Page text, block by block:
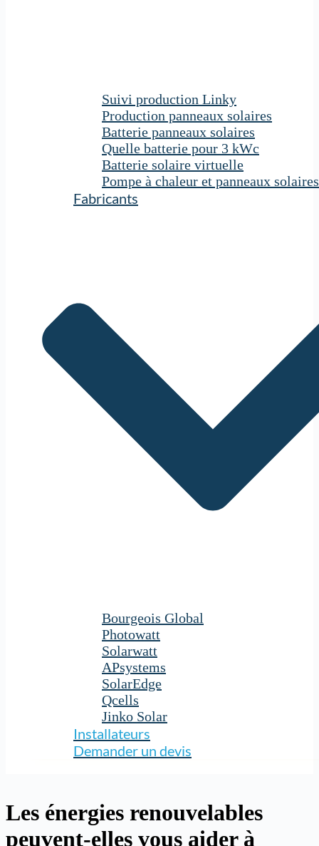
Suivi production Linky
Production panneaux solaires
Batterie panneaux solaires
Quelle batterie pour 3 kWc
Batterie solaire virtuelle
Pompe à chaleur et panneaux solaires
Fabricants
Bourgeois Global
Photowatt
Solarwatt
APsystems
SolarEdge
Qcells
Jinko Solar
Installateurs
Demander un devis
Les énergies renouvelables
peuvent-elles vous aider à